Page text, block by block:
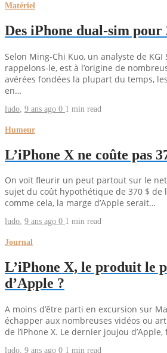
Matériel
Des iPhone dual-sim pour
Selon Ming-Chi Kuo, un analyste de KGI
rappelons-le, est à l’origine de
avérées fondées la plupart du temps,
en…
ludo 9 ans ago 0 1 min read
Humeur
L’iPhone X ne coûte pas
On voit fleurir un peut partout sur le
sujet du coût hypothétique de 370 $ de
comme cela, la marge d’Apple serait…
ludo, 9 ans ago 0 1 min read
Journal
L’iPhone X, le produit le
d’Apple ?
A moins d’être parti en excursion sur
échapper aux nombreuses vidéos ou
de l’iPhone X. Le dernier joujou
ludo, 9 ans ago 0 1 min read